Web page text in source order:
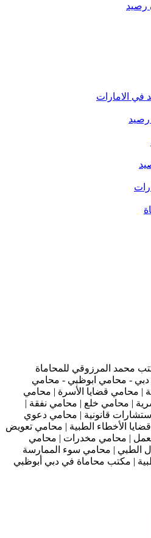
رصيد
في الامارات
رصيد
محمد المرزوقي للمحاماة
دبي - محامي ابوظبي - محامي
| محامي قضايا الأسرة | محامي
| محامي خلع | محامي نفقة |
قانونية | محامي دعوي
الأخطاء الطبية | محامي تعويض
| محامي مخدرات | محامي
الطبي | محامي سوء الممارسة
| مكتب محاماة في دبي أبوظبي